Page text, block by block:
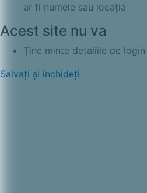
ar fi numele sau locația
Acest site nu va
Ține minte detaliile de login
Salvați și închideți